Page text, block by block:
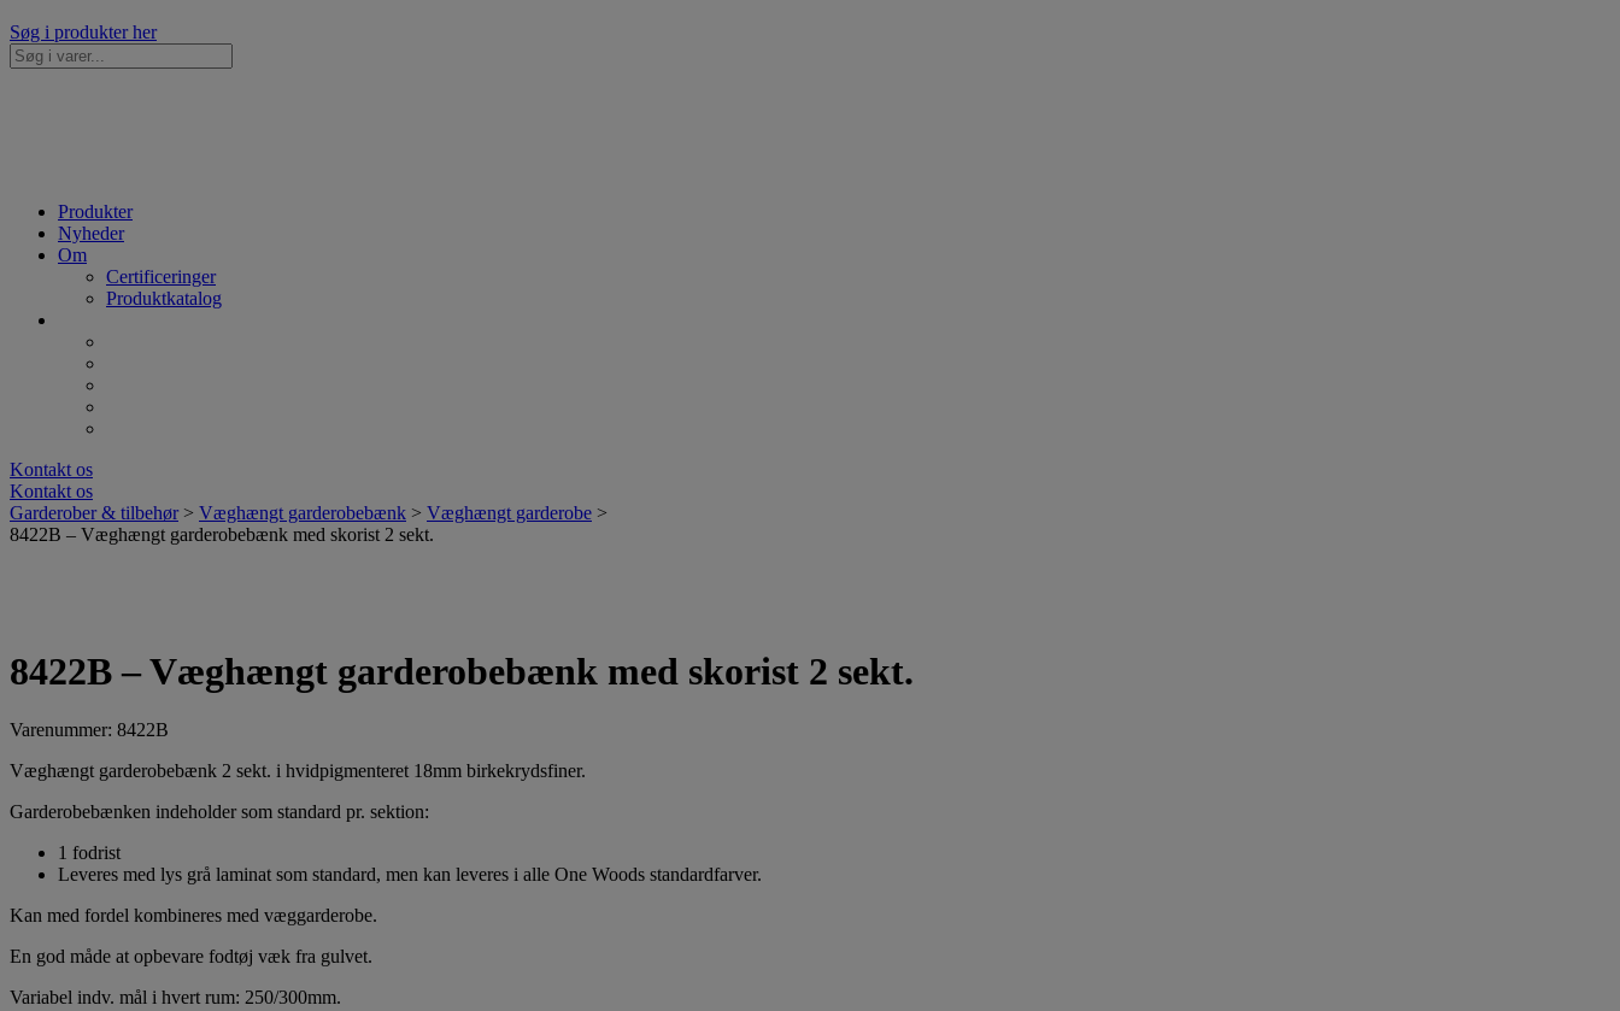
Søg i produkter her
Søg...
Produkter
Nyheder
Om
Certificeringer
Produktkatalog
Kontakt os
Kontakt os
Garderober & tilbehør> Væghængt garderobebænk > Væghængt garderobe >
8422B – Væghængt garderobebænk med skorist 2 sekt.
8422B – Væghængt garderobebænk med skorist 2 sekt.
Varenummer: 8422B
Væghængt garderobebænk 2 sekt. i hvidpigmenteret 18mm birkekrydsfiner.
Garderobebænken indeholder som standard pr. sektion:
1 fodrist
Leveres med lys grå laminat som standard, men kan leveres i alle One Woods standardfarver.
Kan med fordel kombineres med væggarderobe.
En god måde at opbevare fodtøj væk fra gulvet.
Variabel indv. mål i hvert rum: 250/300mm.